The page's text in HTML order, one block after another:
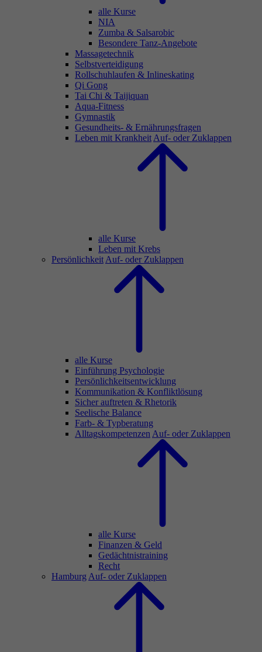
alle Kurse
NIA
Zumba & Salsarobic
Besondere Tanz-Angebote
Massagetechnik
Selbstverteidigung
Rollschuhlaufen & Inlineskating
Qi Gong
Tai Chi & Taijiquan
Aqua-Fitness
Gymnastik
Gesundheits- & Ernährungsfragen
Leben mit Krankheit Auf- oder Zuklappen
alle Kurse
Leben mit Krebs
Persönlichkeit Auf- oder Zuklappen
alle Kurse
Einführung Psychologie
Persönlichkeitsentwicklung
Kommunikation & Konfliktlösung
Sicher auftreten & Rhetorik
Seelische Balance
Farb- & Typberatung
Alltagskompetenzen Auf- oder Zuklappen
alle Kurse
Finanzen & Geld
Gedächtnistraining
Recht
Hamburg Auf- oder Zuklappen